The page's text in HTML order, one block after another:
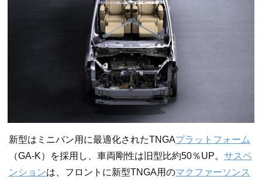
新型はミニバン用に最適化されたTNGAプラットフォーム
（GA-K）を採用し、車両剛性は旧型比約50％UP。 サスペ
ンションは、フロントに新型TNGA用のマクファーソンス